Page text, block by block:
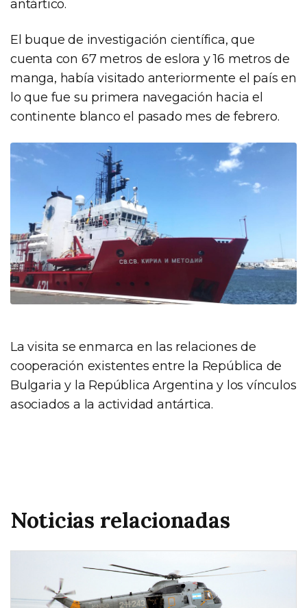
antártico.
El buque de investigación científica, que
cuenta con 67 metros de eslora y 16 metros de
manga, había visitado anteriormente el país en
lo que fue su primera navegación hacia el
continente blanco el pasado mes de febrero.
La visita se enmarca en las relaciones de
cooperación existentes entre la República de
Bulgaria y la República Argentina y los vínculos
asociados a la actividad antártica.
Noticias relacionadas